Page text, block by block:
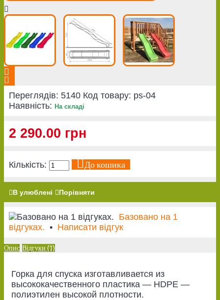
Переглядів: 5140 Код товару: ps-04
Наявність: На складі
2 290.00 грн
Кількість: До кошика
В улюблені Порівняти
Базовано на 1
відгуках. • Написати відгук
Опис Відгуки (1)
Горка для спуска изготавливается из
высококачественного пластика ― HDPE ―
полиэтилен высокой плотности.